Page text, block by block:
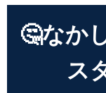
🤔なか
ス